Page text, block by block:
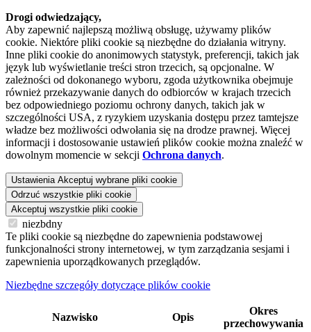
Drogi odwiedzający,
Aby zapewnić najlepszą możliwą obsługę, używamy plików
cookie. Niektóre pliki cookie są niezbędne do działania witryny.
Inne pliki cookie do anonimowych statystyk, preferencji, takich jak
język lub wyświetlanie treści stron trzecich, są opcjonalne. W
zależności od dokonanego wyboru, zgoda użytkownika obejmuje
również przekazywanie danych do odbiorców w krajach trzecich
bez odpowiedniego poziomu ochrony danych, takich jak w
szczególności USA, z ryzykiem uzyskania dostępu przez tamtejsze
władze bez możliwości odwołania się na drodze prawnej. Więcej
informacji i dostosowanie ustawień plików cookie można znaleźć w
dowolnym momencie w sekcji Ochrona danych.
Ustawienia Akceptuj wybrane pliki cookie
Odrzuć wszystkie pliki cookie
Akceptuj wszystkie pliki cookie
niezbdny
Te pliki cookie są niezbędne do zapewnienia podstawowej
funkcjonalności strony internetowej, w tym zarządzania sesjami i
zapewnienia uporządkowanych przeglądów.
Niezbędne szczegóły dotyczące plików cookie
Nazwisko Opis
Okres
przechowywania